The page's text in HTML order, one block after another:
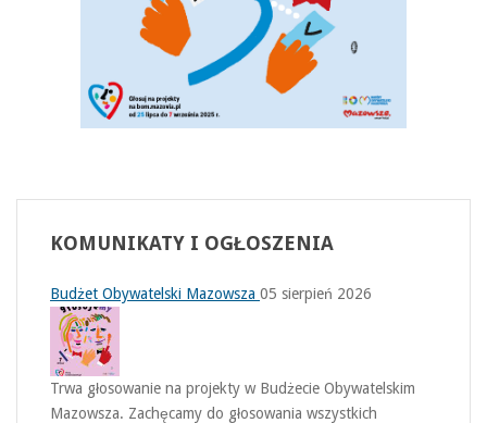
KOMUNIKATY I OGŁOSZENIA
Budżet Obywatelski Mazowsza 05 sierpień 2026
Trwa głosowanie na projekty w Budżecie Obywatelskim
Mazowsza. Zachęcamy do głosowania wszystkich